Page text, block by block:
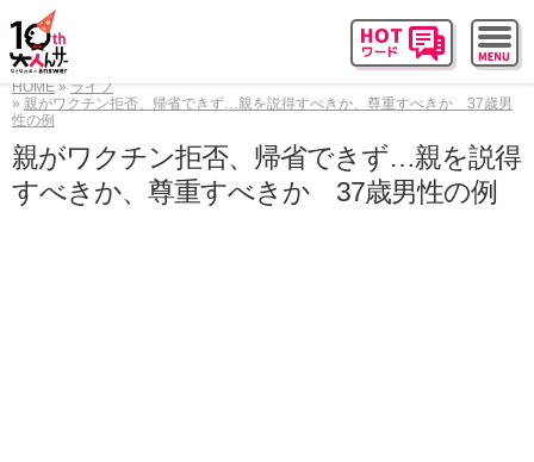
HOME
ライフ
親がワクチン拒否、帰省できず…親を説得すべきか、尊重すべきか 37歳男
性の例
親がワクチン拒否、帰省できず…親を説得
すべきか、尊重すべきか 37歳男性の例